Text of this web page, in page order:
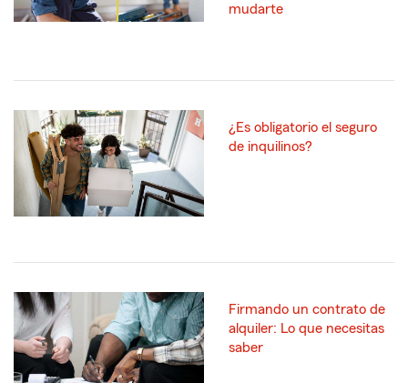
mudarte
¿Es obligatorio el seguro
de inquilinos?
Firmando un contrato de
alquiler: Lo que necesitas
saber